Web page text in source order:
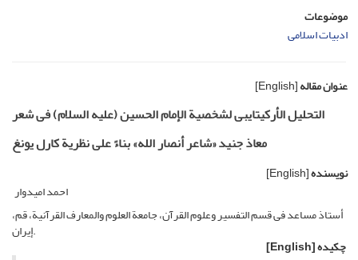
موضوعات
ادبیات اسلامی
عنوان مقاله[English]
التحلیل الأرکیتایبی لشخصیة الإمام الحسین (علیه السلام) فی شعر
معاذ جنید «شاعر أنصار الله» بناءً على نظریة کارل یونغ
نویسنده[English]
احمد امیدوار
أستاذ مساعد فی قسم التفسیر وعلوم القرآن، جامعة العلوم والمعارف القرآنیة، قم،
إیران.
چکیده[English]